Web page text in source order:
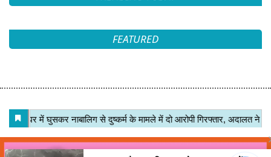
FEATURED